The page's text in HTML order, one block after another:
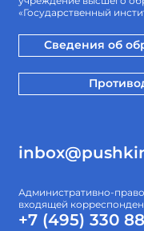
«Государственный
Сведения об
Административно-
входящей
+7 (495) 330